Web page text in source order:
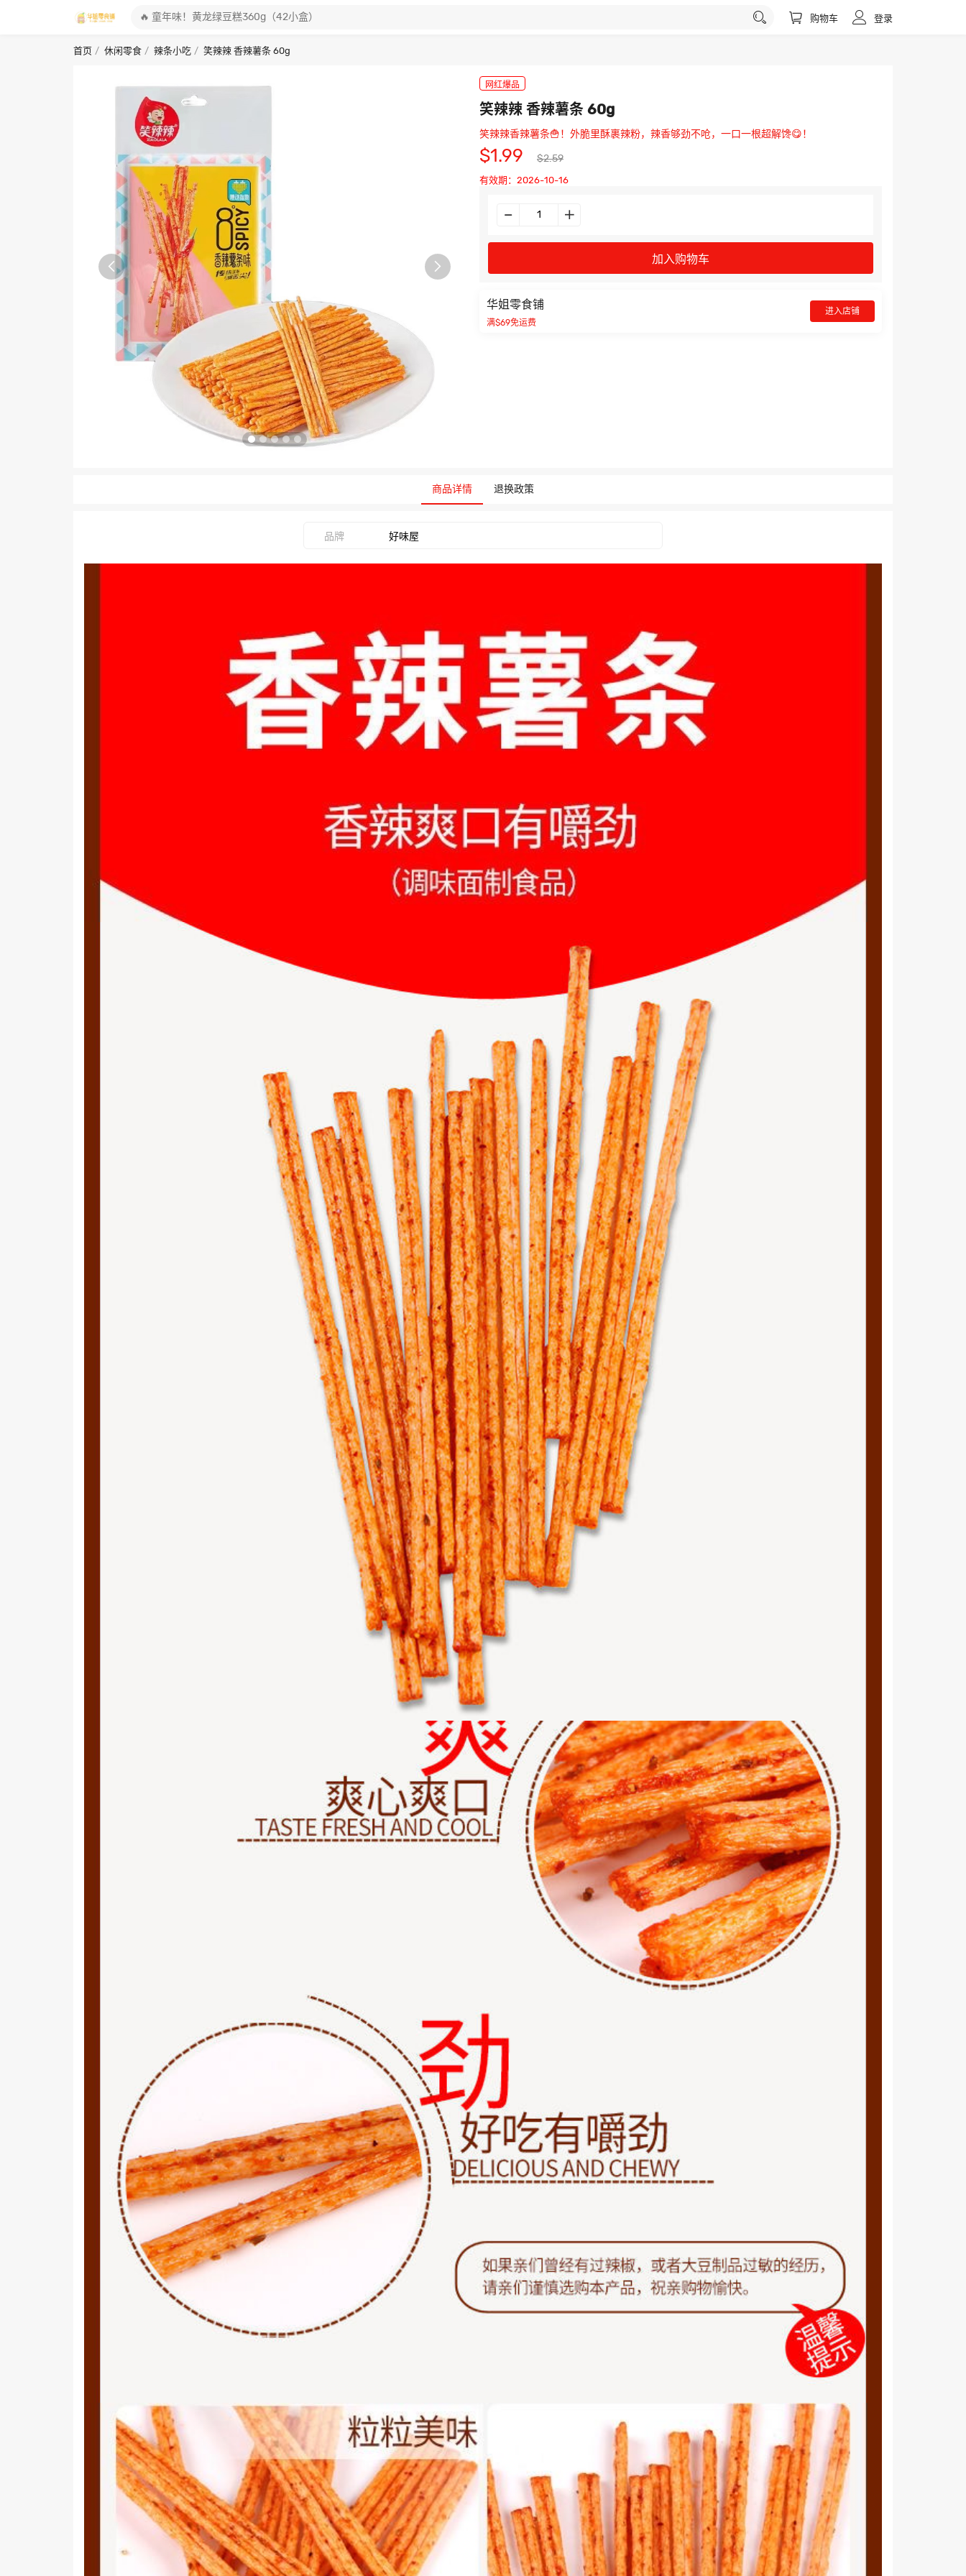
购物车 登录
首页 休闲零食 辣条小吃 笑辣辣 香辣薯条 60g
 
网红爆品
笑辣辣 香辣薯条 60g
笑辣辣香辣薯条🍟！外脆里酥裹辣粉，辣香够劲不呛，一口一根超解馋😋！
$1.99 $2.59
有效期：2026-10-16
加入购物车
华姐零食铺
满$69免运费
进入店铺
商品详情 退换政策
品牌 好味屋